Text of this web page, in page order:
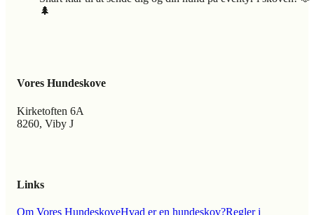
🌲
Vores Hundeskove
Kirketoften 6A
8260, Viby J
Links
Om Vores HundeskoveHvad er en hundeskov?Regler i